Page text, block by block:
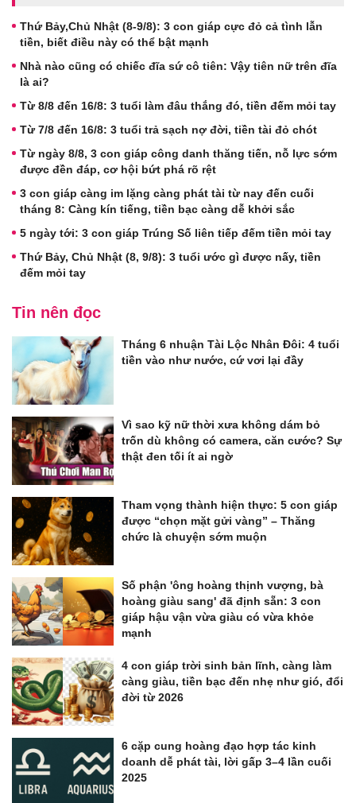
Thứ Bảy,Chủ Nhật (8-9/8): 3 con giáp cực đỏ cả tình lẫn
tiền, biết điều này có thể bật mạnh
Nhà nào cũng có chiếc đĩa sứ cô tiên: Vậy tiên nữ trên đĩa
là ai?
Từ 8/8 đến 16/8: 3 tuổi làm đâu thắng đó, tiền đếm mỏi tay
Từ 7/8 đến 16/8: 3 tuổi trả sạch nợ đời, tiền tài đỏ chót
Từ ngày 8/8, 3 con giáp công danh thăng tiến, nỗ lực sớm
được đền đáp, cơ hội bứt phá rõ rệt
3 con giáp càng im lặng càng phát tài từ nay đến cuối
tháng 8: Càng kín tiếng, tiền bạc càng dễ khởi sắc
5 ngày tới: 3 con giáp Trúng Số liên tiếp đếm tiền mỏi tay
Thứ Bảy, Chủ Nhật (8, 9/8): 3 tuổi ước gì được nấy, tiền
đếm mỏi tay
Tin nên đọc
Tháng 6 nhuận Tài Lộc Nhân Đôi: 4 tuổi
tiền vào như nước, cứ vơi lại đầy
Vì sao kỹ nữ thời xưa không dám bỏ
trốn dù không có camera, căn cước? Sự
thật đen tối ít ai ngờ
Tham vọng thành hiện thực: 5 con giáp
được “chọn mặt gửi vàng” – Thăng
chức là chuyện sớm muộn
Số phận 'ông hoàng thịnh vượng, bà
hoàng giàu sang' đã định sẵn: 3 con
giáp hậu vận vừa giàu có vừa khỏe
mạnh
4 con giáp trời sinh bản lĩnh, càng làm
càng giàu, tiền bạc đến nhẹ như gió, đổi
đời từ 2026
6 cặp cung hoàng đạo hợp tác kinh
doanh dễ phát tài, lời gấp 3–4 lần cuối
2025